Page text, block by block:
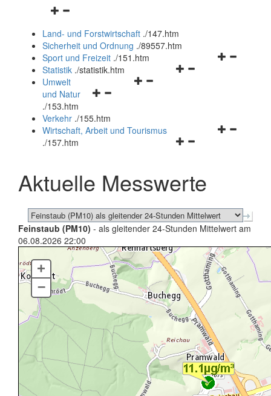
Navigationsmenü
und
schließen
Land- und Forstwirtschaft ./147.htm
Sicherheit und Ordnung ./89557.htm
Navigationsmenü
Sport und Freizeit ./151.htm
Navigationsmenü
Statistik ./statistik.htm
Navigationsmenü
und
schließen
Umwelt
und Natur
./153.htm
Verkehr ./155.htm
Navigationsmenü
schließen
Wirtschaft, Arbeit und Tourismus
./157.htm
Aktuelle Messwerte
Feinstaub (PM10) - als gleitender 24-Stunden Mittelwert am
06.08.2026 22:00
+
–